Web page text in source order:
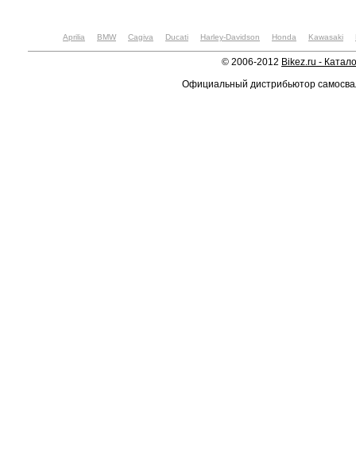
Aprilia BMW Cagiva Ducati Harley-Davidson Honda Kawasaki
© 2006-2012 Bikez.ru -
Официальный дистрибьютор